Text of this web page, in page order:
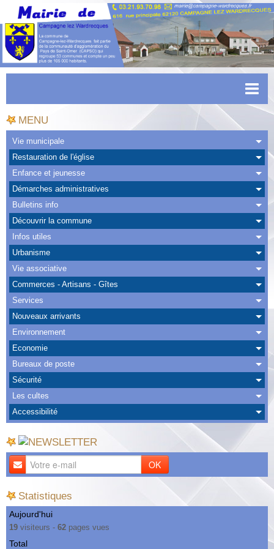
Accueil
Actualités
Facebook
CAPSO
Urbanisme
Transports
Agenda
Albums
Nous Contacter
MENU
Vie municipale
Restauration de l'église
Enfance et jeunesse
Démarches administratives
Bulletins info
Découvrir la commune
Infos utiles
Urbanisme
Vie associative
Commerces - Artisans - Gîtes
Services
Nouveaux arrivants
Environnement
Economie
Bureaux de poste
Sécurité
Les cultes
Accessibilité
OK
Statistiques
Aujourd'hui
19 visiteurs - 62 pages vues
Total